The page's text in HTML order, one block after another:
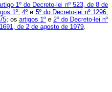
1º do Decreto-lei nº 523, de 8 de
1º ,4º e 5º do Decreto-lei nº 1296,
; os artigos 1ºe 2º do Decreto-lei nº
de 2 de agosto de 1979